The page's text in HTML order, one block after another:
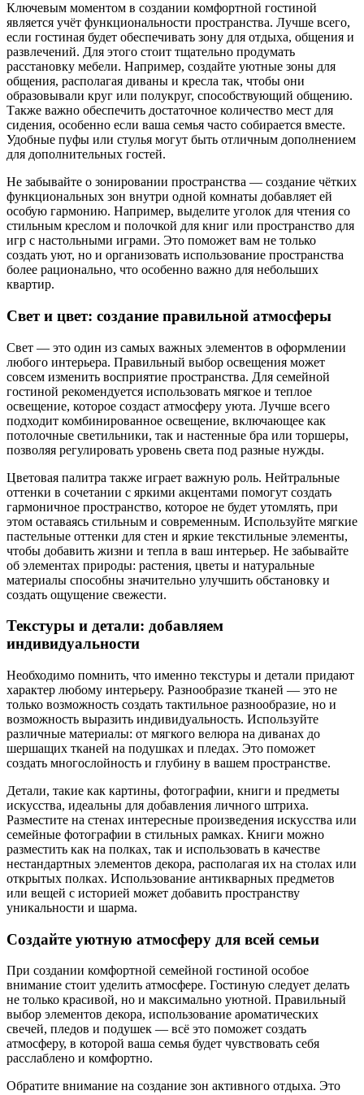
Ключевым моментом в создании комфортной гостиной
является учёт функциональности пространства. Лучше всего,
если гостиная будет обеспечивать зону для отдыха, общения и
развлечений. Для этого стоит тщательно продумать
расстановку мебели. Например, создайте уютные зоны для
общения, располагая диваны и кресла так, чтобы они
образовывали круг или полукруг, способствующий общению.
Также важно обеспечить достаточное количество мест для
сидения, особенно если ваша семья часто собирается вместе.
Удобные пуфы или стулья могут быть отличным дополнением
для дополнительных гостей.
Не забывайте о зонировании пространства — создание чётких
функциональных зон внутри одной комнаты добавляет ей
особую гармонию. Например, выделите уголок для чтения со
стильным креслом и полочкой для книг или пространство для
игр с настольными играми. Это поможет вам не только
создать уют, но и организовать использование пространства
более рационально, что особенно важно для небольших
квартир.
Свет и цвет: создание правильной атмосферы
Свет — это один из самых важных элементов в оформлении
любого интерьера. Правильный выбор освещения может
совсем изменить восприятие пространства. Для семейной
гостиной рекомендуется использовать мягкое и теплое
освещение, которое создаст атмосферу уюта. Лучше всего
подходит комбинированное освещение, включающее как
потолочные светильники, так и настенные бра или торшеры,
позволяя регулировать уровень света под разные нужды.
Цветовая палитра также играет важную роль. Нейтральные
оттенки в сочетании с яркими акцентами помогут создать
гармоничное пространство, которое не будет утомлять, при
этом оставаясь стильным и современным. Используйте мягкие
пастельные оттенки для стен и яркие текстильные элементы,
чтобы добавить жизни и тепла в ваш интерьер. Не забывайте
об элементах природы: растения, цветы и натуральные
материалы способны значительно улучшить обстановку и
создать ощущение свежести.
Текстуры и детали: добавляем
индивидуальности
Необходимо помнить, что именно текстуры и детали придают
характер любому интерьеру. Разнообразие тканей — это не
только возможность создать тактильное разнообразие, но и
возможность выразить индивидуальность. Используйте
различные материалы: от мягкого велюра на диванах до
шершащих тканей на подушках и пледах. Это поможет
создать многослойность и глубину в вашем пространстве.
Детали, такие как картины, фотографии, книги и предметы
искусства, идеальны для добавления личного штриха.
Разместите на стенах интересные произведения искусства или
семейные фотографии в стильных рамках. Книги можно
разместить как на полках, так и использовать в качестве
нестандартных элементов декора, располагая их на столах или
открытых полках. Использование антикварных предметов
или вещей с историей может добавить пространству
уникальности и шарма.
Создайте уютную атмосферу для всей семьи
При создании комфортной семейной гостиной особое
внимание стоит уделить атмосфере. Гостиную следует делать
не только красивой, но и максимально уютной. Правильный
выбор элементов декора, использование ароматических
свечей, пледов и подушек — всё это поможет создать
атмосферу, в которой ваша семья будет чувствовать себя
расслаблено и комфортно.
Обратите внимание на создание зон активного отдыха. Это